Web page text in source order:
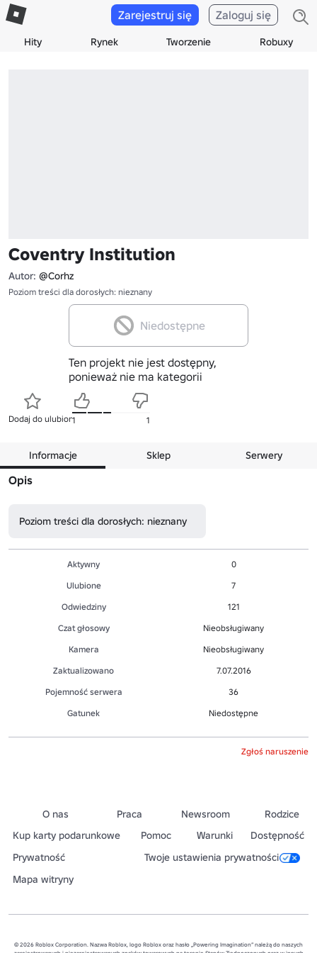
Hity Rynek Tworzenie Robuxy
Zarejestruj się Zaloguj się
Coventry Institution
Autor: @Corhz
Poziom treści dla dorosłych: nieznany
Niedostępne
Ten projekt nie jest dostępny,
ponieważ nie ma kategorii
Dodaj do ulubionych
1 1
Informacje Sklep Serwery
Opis
Poziom treści dla dorosłych: nieznany
Aktywny
0
Ulubione
7
Odwiedziny
121
Czat głosowy
Nieobsługiwany
Kamera
Nieobsługiwany
Zaktualizowano
7.07.2016
Pojemność serwera
36
Gatunek
Niedostępne
Zgłoś naruszenie
O nas Praca Newsroom
Rodzice
Kup karty podarunkowe
Pomoc Warunki
Dostępność
Prywatność
Twoje ustawienia prywatności
Mapa witryny
© 2026 Roblox Corporation. Nazwa Roblox, logo Roblox oraz hasło „Powering Imagination” należą do naszych